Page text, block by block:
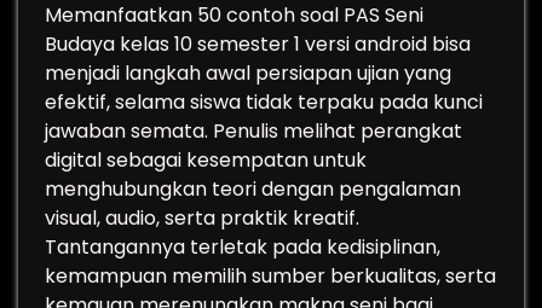
Memanfaatkan 50 contoh soal PAS Seni
Budaya kelas 10 semester 1 versi android bisa
menjadi langkah awal persiapan ujian yang
efektif, selama siswa tidak terpaku pada kunci
jawaban semata. Penulis melihat perangkat
digital sebagai kesempatan untuk
menghubungkan teori dengan pengalaman
visual, audio, serta praktik kreatif.
Tantangannya terletak pada kedisiplinan,
kemampuan memilih sumber berkualitas, serta